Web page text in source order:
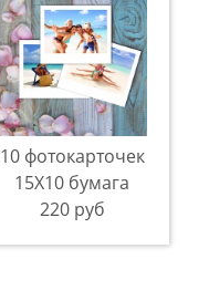
10 фотокарточек
15Х10 бумага
220 руб